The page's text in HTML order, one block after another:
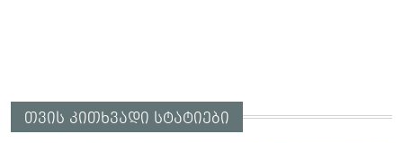
თვის კითხვადი სტატიები